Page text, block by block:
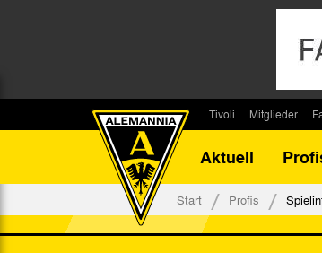
Tivoli
Stadionsprecher
Mitglieder
Kontakt
Aktuell
Start Profis